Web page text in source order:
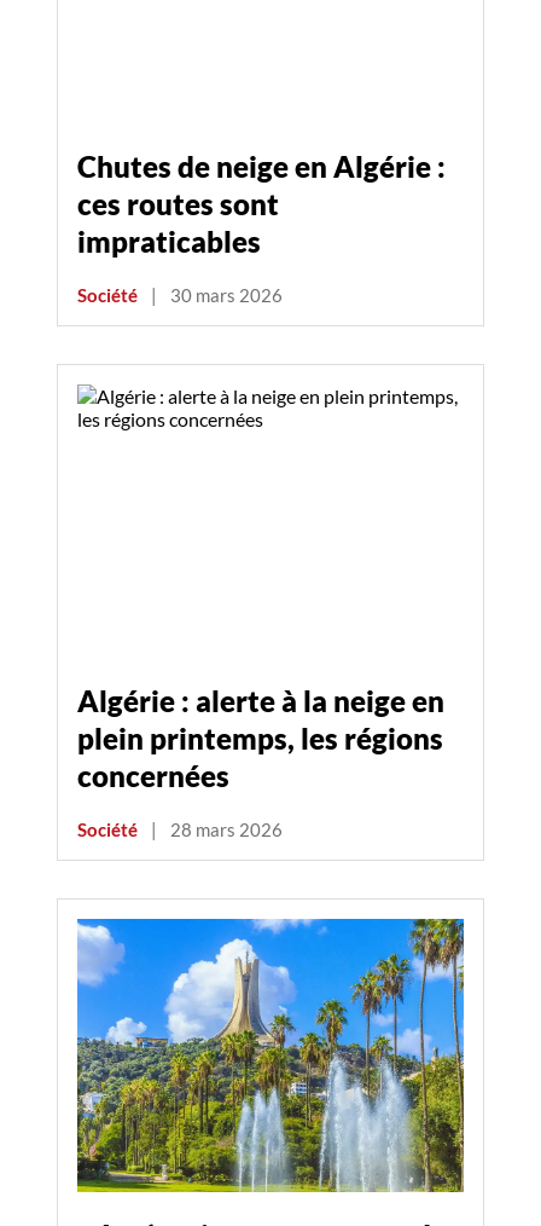
Chutes de neige en Algérie :
ces routes sont
impraticables
Société | 30 mars 2026
Algérie : alerte à la neige en
plein printemps, les régions
concernées
Société | 28 mars 2026